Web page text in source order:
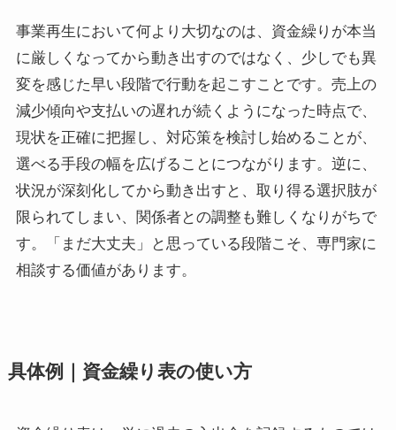
事業再生において何より大切なのは、資金繰りが本当
に厳しくなってから動き出すのではなく、少しでも異
変を感じた早い段階で行動を起こすことです。売上の
減少傾向や支払いの遅れが続くようになった時点で、
現状を正確に把握し、対応策を検討し始めることが、
選べる手段の幅を広げることにつながります。逆に、
状況が深刻化してから動き出すと、取り得る選択肢が
限られてしまい、関係者との調整も難しくなりがちで
す。「まだ大丈夫」と思っている段階こそ、専門家に
相談する価値があります。
具体例｜資金繰り表の使い方